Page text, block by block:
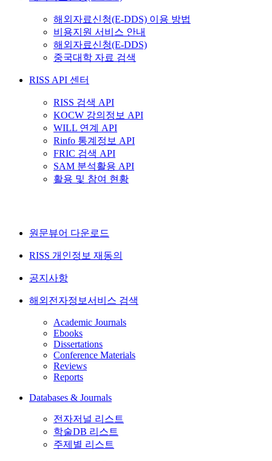
해외자료신청(E-DDS) 이용 방법
비용지원 서비스 안내
해외자료신청(E-DDS)
중국대학 자료 검색
RISS API 센터
RISS 검색 API
KOCW 강의정보 API
WILL 연계 API
Rinfo 통계정보 API
FRIC 검색 API
SAM 분석활용 API
활용 및 참여 현황
원문뷰어 다운로드
RISS 개인정보 재동의
공지사항
해외전자정보서비스 검색
Academic Journals
Ebooks
Dissertations
Conference Materials
Reviews
Reports
Databases & Journals
전자저널 리스트
학술DB 리스트
주제별 리스트